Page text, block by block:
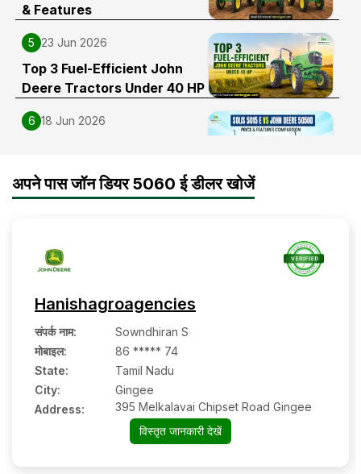
& Features
5 23 Jun 2026
Top 3 Fuel-Efficient John
Deere Tractors Under 40 HP
6 18 Jun 2026
Features Comparison
अपने पास जॉन डियर 5060 ई डीलर खोजें
Hanishagroagencies
संपर्क नाम:
Sowndhiran S
मोबाइल:
86 ***** 74
State:
Tamil Nadu
City:
Gingee
Address:
395 Melkalavai Chipset Road Gingee
विस्तृत जानकारी देखें